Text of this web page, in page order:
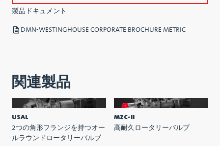
製品ドキュメント
DMN-WESTINGHOUSE CORPORATE BROCHURE METRIC
関連製品
USAL
2つの角形フランジを持つオー
ルラウンドロータリーバルブ
MZC-II
高耐久ロータリーバルブ